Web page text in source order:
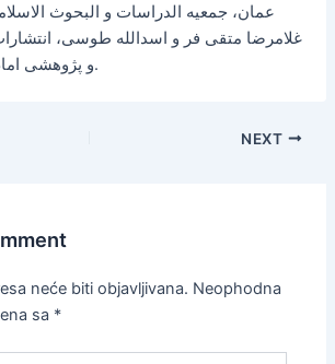
غلامرضا متقی فر و اسدالله طوسی،
و پژوهشی امام خمینی، قم، ۱۳۸۰.
NEXT
neće biti objavljivana. Neophodna
sa *